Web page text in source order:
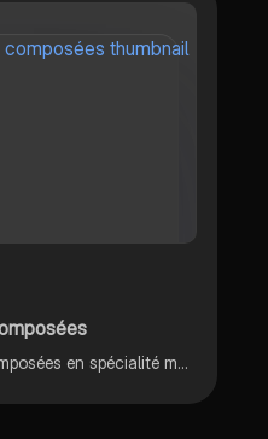
Fiche sur les fonctions composées en spécialité mathématiques Terminale.